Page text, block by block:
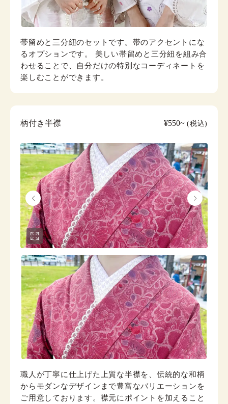
帯留めと三分紐のセットです。帯のアクセントにな
るオプションです。 美しい帯留めと三分紐を組み合
わせることで、自分だけの特別なコーディネートを
楽しむことができます。
柄付き半襟 ¥550~(税込)
職人が丁寧に仕上げた上質な半襟を、伝統的な和柄
からモダンなデザインまで豊富なバリエーションを
ご用意しております。襟元にポイントを加えること